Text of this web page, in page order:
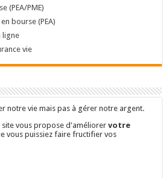
(PEA/PME)
bourse (PEA)
ligne
vie
notre vie mais pas à gérer notre argent.
site vous propose d'améliorervotre
vous puissiez faire fructifier vos